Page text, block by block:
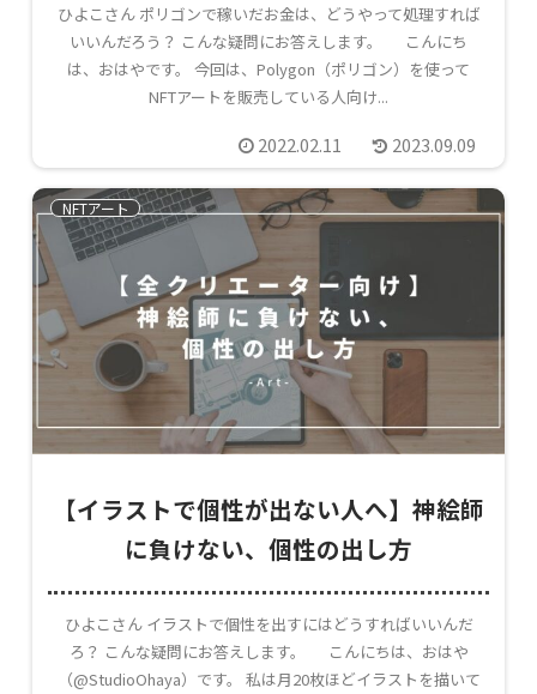
ひよこさん ポリゴンで稼いだお金は、どうやって処理すれば
いいんだろう？ こんな疑問にお答えします。 こんにち
は、おはやです。 今回は、Polygon（ポリゴン）を使って
NFTアートを販売している人向け...
2022.02.11 2023.09.09
NFTアート
【イラストで個性が出ない人へ】神絵師
に負けない、個性の出し方
ひよこさん イラストで個性を出すにはどうすればいいんだ
ろ？ こんな疑問にお答えします。 こんにちは、おはや
（@StudioOhaya）です。 私は月20枚ほどイラストを描いて